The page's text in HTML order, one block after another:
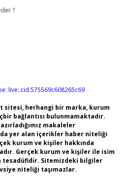
?
live:.cid.575569c608265c69
sitesi, herhangi bir marka, kurum
bağlantısı bulunmamaktadır.
makaleler
yer alan içerikler haber niteliği
kurum ve kişiler hakkında
Gerçek kurum ve kişiler ile isim
Sitemizdeki bilgiler
niteliği taşımazlar.